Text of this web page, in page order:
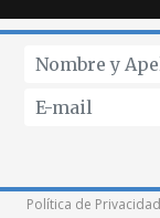
Política de Privacidad